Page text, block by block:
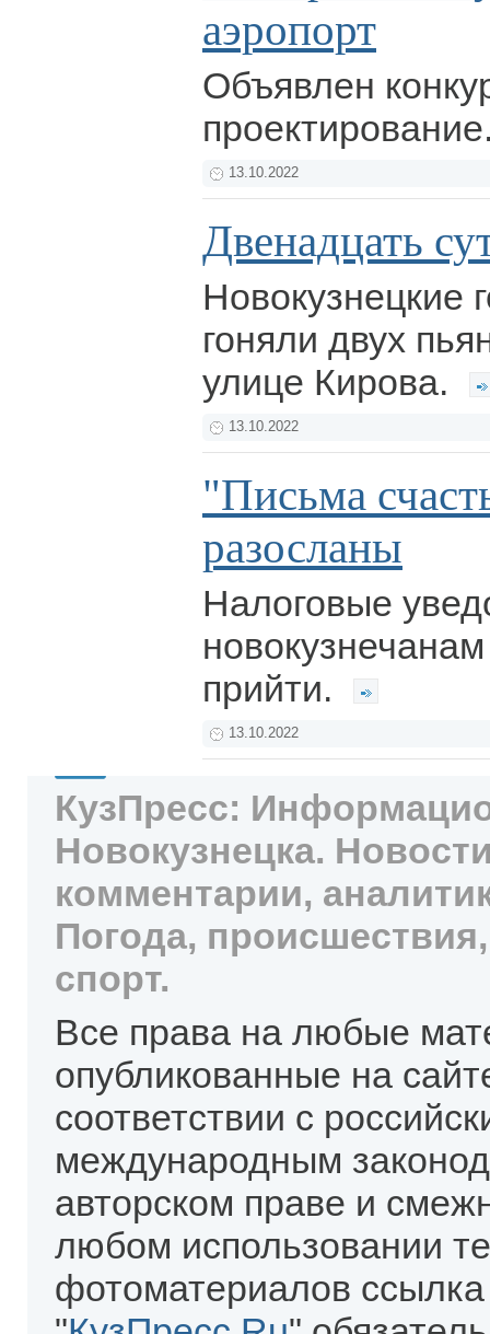
аэропорт
Объявлен
13.10.2022
Двенадцать
Новокузнецкие
гоняли двух
улице Кирова.
13.10.2022
"Письма
разосланы
Налоговые
прийти.
13.10.2022
КузПресс:
Новокузнецка.
комментарии,
Погода,
спорт.
Все права на любые
опубликованные на
соответствии с
международным
авторском праве и
любом использовании
фотоматериалов